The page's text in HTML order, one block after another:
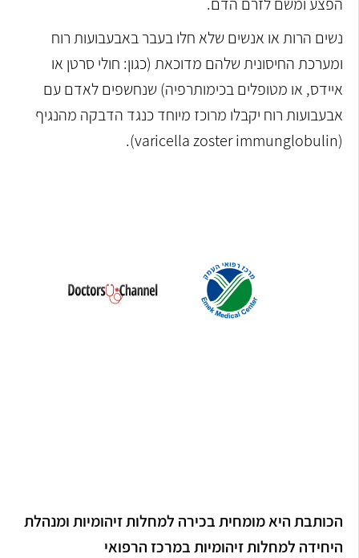
נשים הרות או אנשים שלא חלו בעבר באבעבועות רוח
ומערכת החיסונית שלהם מדוכאת (כגון: חולי סרטן או
איידס, או מטופלים בכימותרפיה) שנחשפים לאדם עם
אבעבועות רוח יקבלו מרוכז מיוחד כנגד הדבקה מהנגיף
(varicella zoster immunglobulin).
הכותבת היא מומחית בכירה למחלות זיהומיות ומנהלת
היחידה למחלות זיהומיות במרכז הרפואי